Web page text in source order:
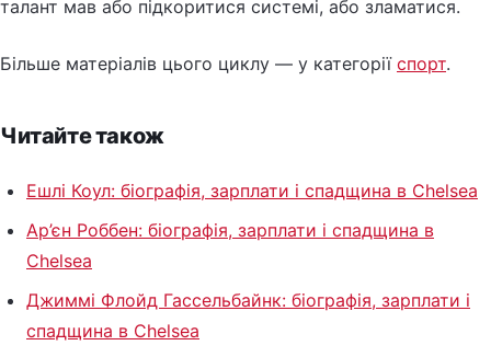
талант мав або підкоритися системі, або зламатися.
Більше матеріалів цього циклу — у категорії спорт.
Читайте також
Ешлі Коул: біографія, зарплати і спадщина в Chelsea
Ар’єн Роббен: біографія, зарплати і спадщина в
Chelsea
Джиммі Флойд Гассельбайнк: біографія, зарплати і
спадщина в Chelsea